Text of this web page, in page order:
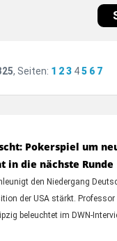
, Seiten: 1 2 3 4 5 6 7
Pokerspiel um
in die nächste Runde
den Niedergang
der USA stärkt. Professor
beleuchtet im DWN-